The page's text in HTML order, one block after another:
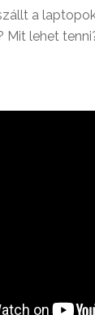
a
Mit lehet